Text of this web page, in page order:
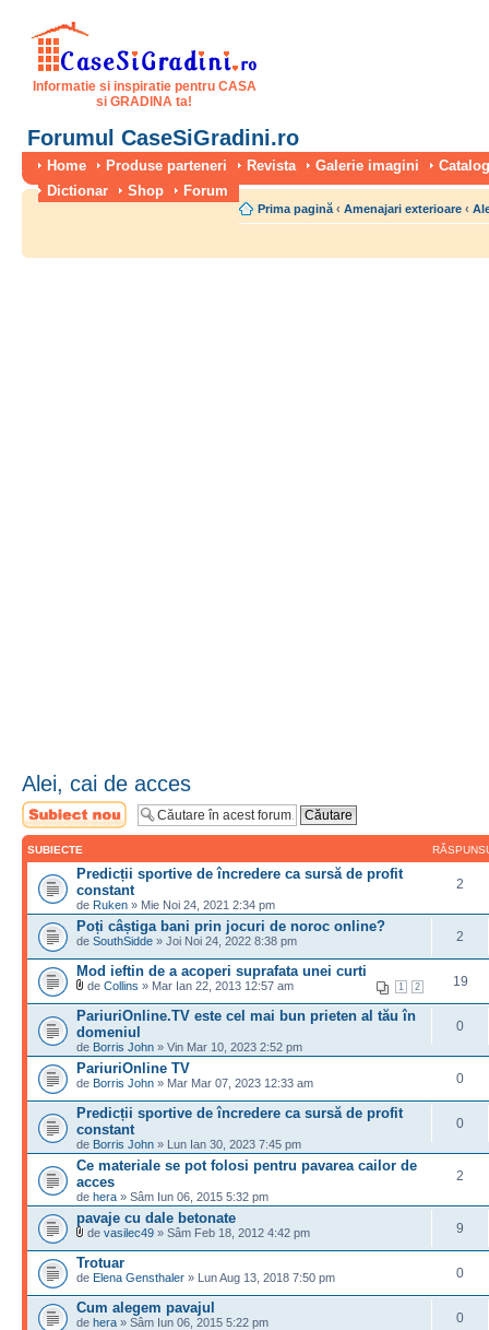
Informatie si inspiratie pentru CASA
si GRADINA ta!
Forumul CaseSiGradini.ro
Home Produse parteneri Revista Galerie imagini
Dictionar
Shop Forum
Prima pagină ‹ Amenajari exterioare ‹
Alei, cai de acces
Scrie un subiect
nou
SUBIECTE
Predicții sportive de încredere ca sursă de profit
constant
de Ruken » Mie Noi 24, 2021 2:34 pm
2
Poți câștiga bani prin jocuri de noroc online?
de SouthSidde » Joi Noi 24, 2022 8:38 pm 2
Mod ieftin de a acoperi suprafata unei curti
1 2
de Collins » Mar Ian 22, 2013 12:57 am 19
PariuriOnline.TV este cel mai bun prieten al tău în
domeniul
de Borris John » Vin Mar 10, 2023 2:52 pm
0
PariuriOnline TV
de Borris John » Mar Mar 07, 2023 12:33 am 0
Predicții sportive de încredere ca sursă de profit
constant
de Borris John » Lun Ian 30, 2023 7:45 pm
0
Ce materiale se pot folosi pentru pavarea cailor de
acces
de hera » Sâm Iun 06, 2015 5:32 pm
2
pavaje cu dale betonate
de vasilec49 » Sâm Feb 18, 2012 4:42 pm 9
Trotuar
de Elena Gensthaler » Lun Aug 13, 2018 7:50 pm 0
Cum alegem pavajul
de hera » Sâm Iun 06, 2015 5:22 pm 0